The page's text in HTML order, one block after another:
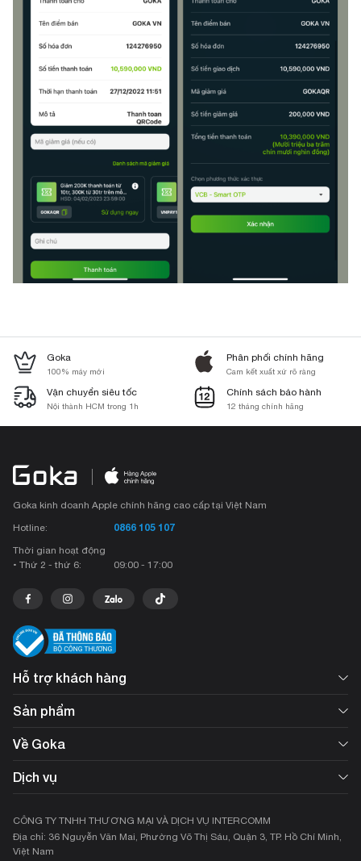
Goka
100% máy mới
Phân phối chính hãng
Cam kết xuất xứ rõ ràng
Vận chuyển siêu tốc
Nội thành HCM trong 1h
Chính sách bảo hành
12 tháng chính hãng
Goka kinh doanh Apple chính hãng cao cấp tại Việt Nam
Hotline:
0866 105 107
Thời gian hoạt động
• Thứ 2 - thứ 6:
09:00 - 17:00
Hỗ trợ khách hàng
Sản phẩm
Về Goka
Dịch vụ
CÔNG TY TNHH THƯƠNG MẠI VÀ DỊCH VỤ INTERCOMM
Địa chỉ: 36 Nguyễn Văn Mai, Phường Võ Thị Sáu, Quận 3, TP. Hồ Chí Minh,
Việt Nam